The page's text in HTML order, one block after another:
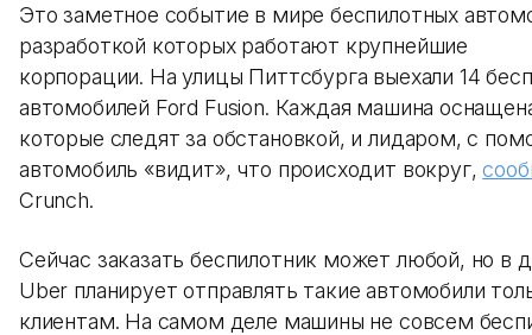
Это заметное событие в мире беспилотных
разработкой которых работают крупнейшие
корпорации. На улицы Питтсбурга выехали 14
автомобилей Ford Fusion. Каждая машина
которые следят за обстановкой, и лидаром, с
автомобиль «видит», что происходит вокруг,
Crunch.
Сейчас заказать беспилотник может любой, но в
Uber планирует отправлять такие автомобили
клиентам. На самом деле машины не совсем